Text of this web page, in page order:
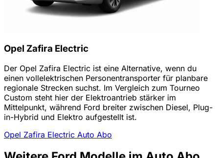
Opel Zafira Electric
Der Opel Zafira Electric ist eine Alternative, wenn du
einen vollelektrischen Personentransporter für planbare
regionale Strecken suchst. Im Vergleich zum Tourneo
Custom steht hier der Elektroantrieb stärker im
Mittelpunkt, während Ford breiter zwischen Diesel, Plug-
in-Hybrid und Elektro aufgestellt ist.
Opel Zafira Electric Auto Abo